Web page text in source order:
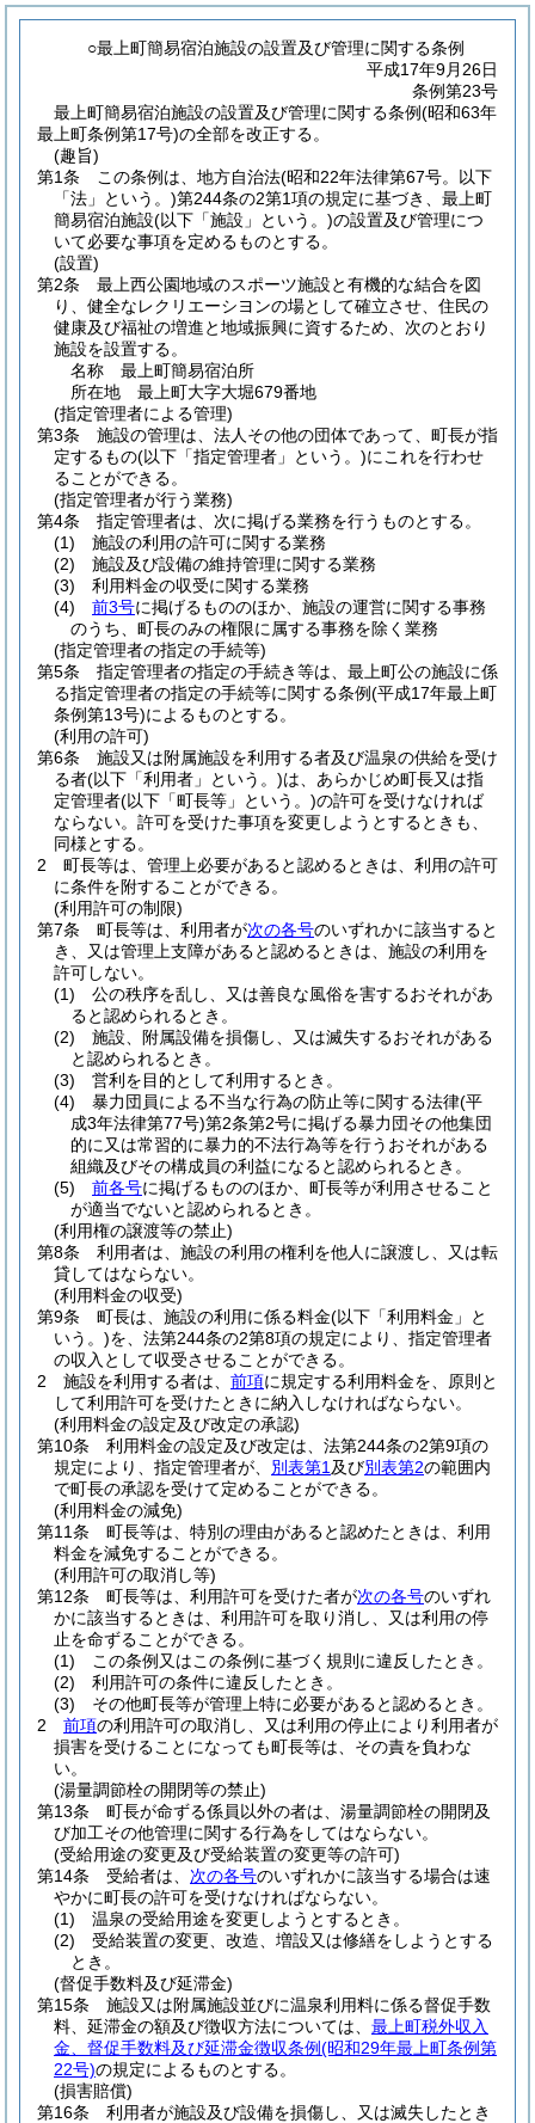
○最上町簡易宿泊施設の設置及び管理に関する条例
平成17年9月26日
条例第23号
最上町簡易宿泊施設の設置及び管理に関する条例(昭和63年
最上町条例第17号)の全部を改正する。
(趣旨)
第1条
この条例は、地方自治法(昭和22年法律第67号。以下
「法」という。)第244条の2第1項の規定に基づき、最上町
簡易宿泊施設(以下「施設」という。)の設置及び管理につ
いて必要な事項を定めるものとする。
(設置)
第2条
最上西公園地域のスポーツ施設と有機的な結合を図
り、健全なレクリエーシヨンの場として確立させ、住民の
健康及び福祉の増進と地域振興に資するため、次のとおり
施設を設置する。
名称 最上町簡易宿泊所
所在地 最上町大字大堀679番地
(指定管理者による管理)
第3条
施設の管理は、法人その他の団体であって、町長が指
定するもの(以下「指定管理者」という。)にこれを行わせ
ることができる。
(指定管理者が行う業務)
第4条
指定管理者は、次に掲げる業務を行うものとする。
(1)
施設の利用の許可に関する業務
(2)
施設及び設備の維持管理に関する業務
(3)
利用料金の収受に関する業務
(4)
前3号に掲げるもののほか、施設の運営に関する事務
のうち、町長のみの権限に属する事務を除く業務
(指定管理者の指定の手続等)
第5条
指定管理者の指定の手続き等は、最上町公の施設に係
る指定管理者の指定の手続等に関する条例(平成17年最上町
条例第13号)によるものとする。
(利用の許可)
第6条
施設又は附属施設を利用する者及び温泉の供給を受け
る者(以下「利用者」という。)は、あらかじめ町長又は指
定管理者(以下「町長等」という。)の許可を受けなければ
ならない。 許可を受けた事項を変更しようとするときも、
同様とする。
2
町長等は、管理上必要があると認めるときは、利用の許可
に条件を附することができる。
(利用許可の制限)
第7条
町長等は、利用者が次の各号のいずれかに該当すると
き、又は管理上支障があると認めるときは、施設の利用を
許可しない。
(1)
公の秩序を乱し、又は善良な風俗を害するおそれがあ
ると認められるとき。
(2)
施設、附属設備を損傷し、又は滅失するおそれがある
と認められるとき。
(3)
営利を目的として利用するとき。
(4)
暴力団員による不当な行為の防止等に関する法律(平
成3年法律第77号)第2条第2号に掲げる暴力団その他集団
的に又は常習的に暴力的不法行為等を行うおそれがある
組織及びその構成員の利益になると認められるとき。
(5)
前各号に掲げるもののほか、町長等が利用させること
が適当でないと認められるとき。
(利用権の譲渡等の禁止)
第8条
利用者は、施設の利用の権利を他人に譲渡し、又は転
貸してはならない。
(利用料金の収受)
第9条
町長は、施設の利用に係る料金(以下「利用料金」と
いう。)を、法第244条の2第8項の規定により、指定管理者
の収入として収受させることができる。
2
施設を利用する者は、 前項に規定する利用料金を、原則と
して利用許可を受けたときに納入しなければならない。
(利用料金の設定及び改定の承認)
第10条
利用料金の設定及び改定は、法第244条の2第9項の
規定により、指定管理者が、 別表第1 及び別表第2の範囲内
で町長の承認を受けて定めることができる。
(利用料金の減免)
第11条
町長等は、特別の理由があると認めたときは、利用
料金を減免することができる。
(利用許可の取消し等)
第12条
町長等は、利用許可を受けた者が次の各号のいずれ
かに該当するときは、利用許可を取り消し、又は利用の停
止を命ずることができる。
(1)
この条例又はこの条例に基づく規則に違反したとき。
(2)
利用許可の条件に違反したとき。
(3)
その他町長等が管理上特に必要があると認めるとき。
2
前項の利用許可の取消し、又は利用の停止により利用者が
損害を受けることになっても町長等は、その責を負わな
い。
(湯量調節栓の開閉等の禁止)
第13条
町長が命ずる係員以外の者は、湯量調節栓の開閉及
び加工その他管理に関する行為をしてはならない。
(受給用途の変更及び受給装置の変更等の許可)
第14条
受給者は、 次の各号のいずれかに該当する場合は速
やかに町長の許可を受けなければならない。
(1)
温泉の受給用途を変更しようとするとき。
(2)
受給装置の変更、改造、増設又は修繕をしようとする
とき。
(督促手数料及び延滞金)
第15条
施設又は附属施設並びに温泉利用料に係る督促手数
料、延滞金の額及び徴収方法については、 最上町税外収入
金、督促手数料及び延滞金徴収条例(昭和29年最上町条例第
22号)の規定によるものとする。
(損害賠償)
第16条
利用者が施設及び設備を損傷し、又は滅失したとき